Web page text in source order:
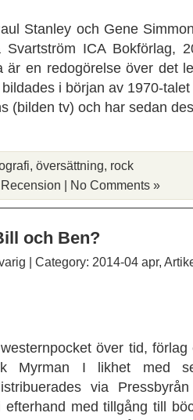
Stanley och Gene
Svartström ICA Bokförlag,
är en redogörelse över det
i början av 1970-
(bilden tv) och har sedan
, översättning, rock
Recension | No Comments »
och Ben?
| Category: 2014-04 apr,
över tid,
Myrman I likhet med
via
med tillgång till